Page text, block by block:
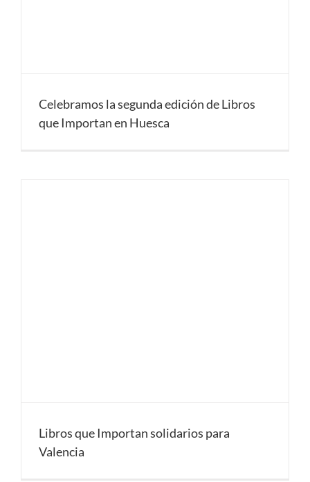
Celebramos la segunda edición de Libros
que Importan en Huesca
Libros que Importan solidarios para
Valencia